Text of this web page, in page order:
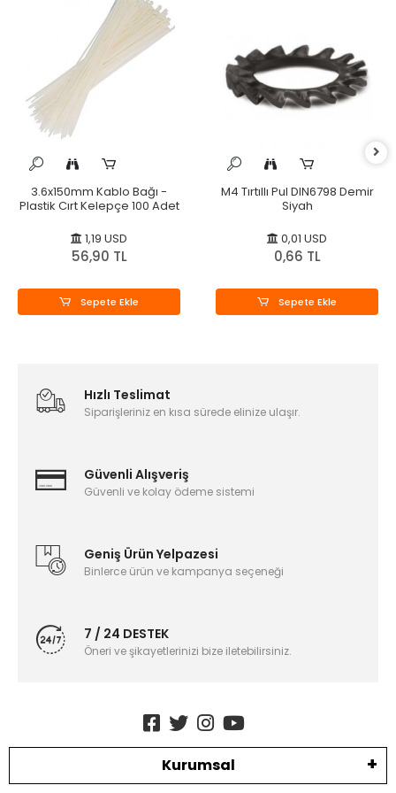
3.6x150mm Kablo Bağı -
Plastik Cırt Kelepçe 100 Adet
1,19 USD
56,90 TL
Sepete Ekle
M4 Tırtıllı Pul DIN6798 Demir
Siyah
0,01 USD
0,66 TL
Sepete Ekle
Hızlı Teslimat
Siparişleriniz en kısa sürede elinize ulaşır.
Güvenli Alışveriş
Güvenli ve kolay ödeme sistemi
Geniş Ürün Yelpazesi
Binlerce ürün ve kampanya seçeneği
7 / 24 DESTEK
Öneri ve şikayetlerinizi bize iletebilirsiniz.
Kurumsal